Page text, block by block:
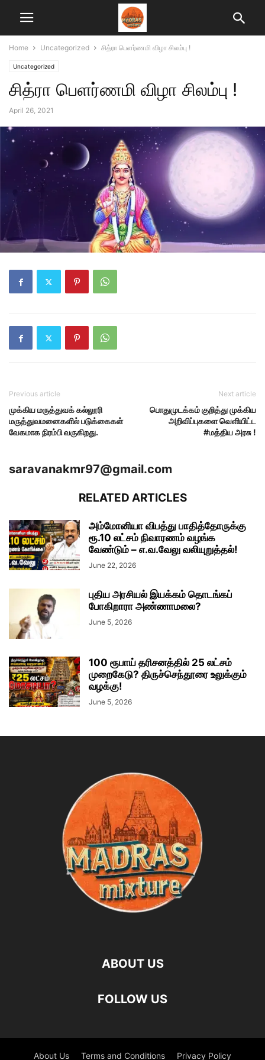
Home Uncategorized சித்ரா பெளர்ணமி விழா சிலம்பு !
Uncategorized
சித்ரா பெளர்ணமி விழா சிலம்பு !
April 26, 2021
Previous article
முக்கிய மருத்துவக் கல்லூரி
மருத்துவமனைகளில் படுக்கைகள்
வேகமாக நிரம்பி வருகிறது.
Next article
பொதுமுடக்கம் குறித்து முக்கிய
அறிவிப்புகளை வெளியிட்ட
#மத்திய அரசு !
saravanakmr97@gmail.com
RELATED ARTICLES
அம்மோனியா விபத்து பாதித்தோருக்கு
ரூ.10 லட்சம் நிவாரணம் வழங்க
வேண்டும் – எ.வ.வேலு வலியுறுத்தல்!
June 22, 2026
புதிய அரசியல் இயக்கம் தொடங்கப்
போகிறாரா அண்ணாமலை?
June 5, 2026
100 ரூபாய் தரிசனத்தில் 25 லட்சம்
முறைகேடு? திருச்செந்தூரை உலுக்கும்
வழக்கு!
June 5, 2026
ABOUT US
FOLLOW US
About Us Terms and Conditions Privacy Policy